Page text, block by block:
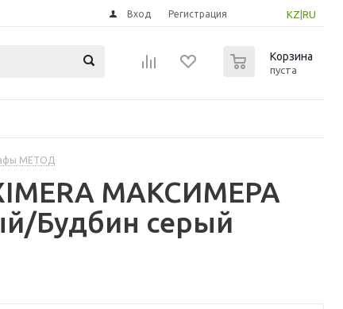
KZ RU
Вход Регистрация
Корзина
пуста
МЕТОД
МАКСИМЕРА
Будбин серый